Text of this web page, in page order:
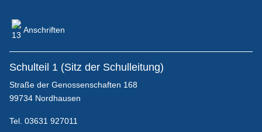
Anschriften
Schulteil 1 (Sitz der Schulleitung)
Straße der Genossenschaften 168
99734 Nordhausen
Tel. 03631 927011